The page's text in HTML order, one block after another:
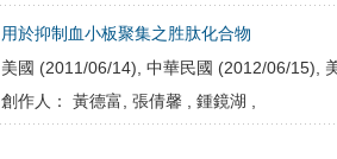
用於抑制血小板聚集之胜肽化合物
美國 (2011/06/14), 中華民國 (2012/06/15),
創作人： 黃德富, 張倩馨 , 鍾鏡湖 ,